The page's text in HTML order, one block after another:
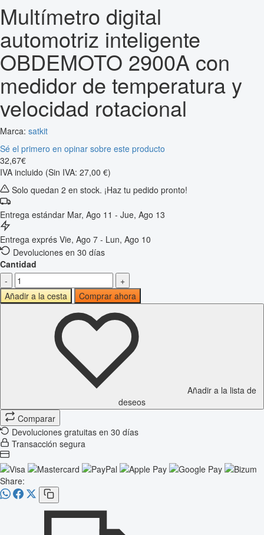
Multímetro digital
automotriz inteligente
OBDEMOTO 2900A con
medidor de temperatura y
velocidad rotacional
Marca: satkit
Sé el primero en opinar sobre este producto
32,67€
IVA incluido (Sin IVA: 27,00 €)
Solo quedan 2 en stock. ¡Haz tu pedido pronto!
Entrega estándar Mar, Ago 11 - Jue, Ago 13
Entrega exprés Vie, Ago 7 - Lun, Ago 10
Devoluciones en 30 días
Cantidad
-
+
Añadir a la cesta
Comprar ahora
Añadir a la lista de
deseos
Comparar
Devoluciones gratuitas en 30 días
Transacción segura
Share: